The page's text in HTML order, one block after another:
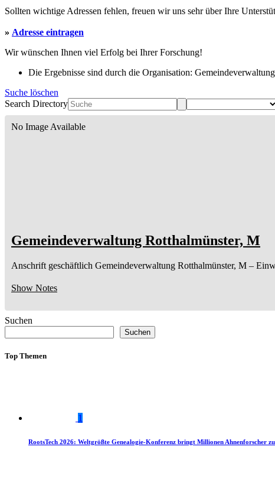
Sollten wichtige Adressen fehlen, freuen wir uns sehr über Ihre
» Adresse eintragen
Wir wünschen Ihnen viel Erfolg bei Ihrer Forschung!
Die Ergebnisse sind durch die Organisation:
Suche löschen
Search Directory
No Image Available
Gemeindeverwaltung Rotthalmünster, M
Anschrift geschäftlich Gemeindeverwaltung Rotthalmünster, M –
Show Notes
Suchen
Suchen
Top Themen
1
RootsTech 2026: Weltgrößte Genealogie-Konferenz bringt Millionen Ahnenforscher